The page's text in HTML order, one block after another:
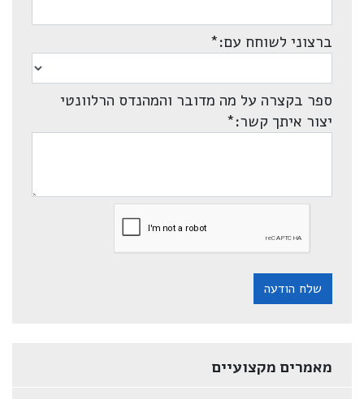
ברצוני לשוחח עם:*
ספר בקצרה על מה מדובר והמהנדס הרלוונטי
יצור איתך קשר:*
שלח הודעה
מאמרים מקצועיים